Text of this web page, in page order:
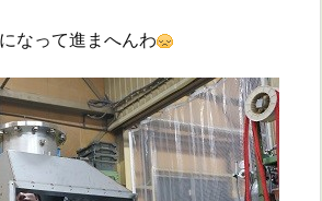
なって進まへんわ